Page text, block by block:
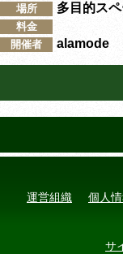
場所 多目的ス
料金
開催者
alamode
運営組織 個人
サ